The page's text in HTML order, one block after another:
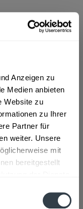
Anzeigen zu
Medien anbieten
Website zu
zu Ihrer
Partner für
weiter. Unsere
mit
bereitgestellt